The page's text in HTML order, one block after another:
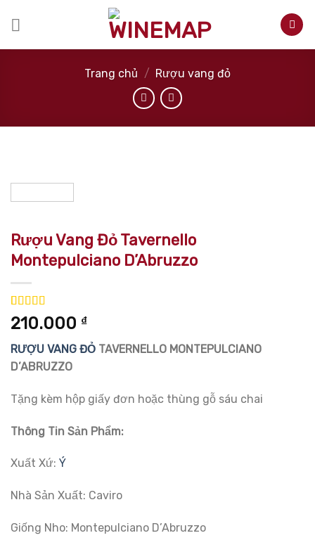
Trang chủ / Rượu vang đỏ
Rượu Vang Đỏ Tavernello
Montepulciano D’Abruzzo
5.00trên 5
dựa trên
17
210.000 ₫
RƯỢU VANG ĐỎ TAVERNELLO MONTEPULCIANO
D’ABRUZZO
Tặng kèm hộp giấy đơn hoặc thùng gỗ sáu chai
Thông Tin Sản Phẩm:
Xuất Xứ: Ý
Nhà Sản Xuất: Caviro
Giống Nho: Montepulciano D’Abruzzo